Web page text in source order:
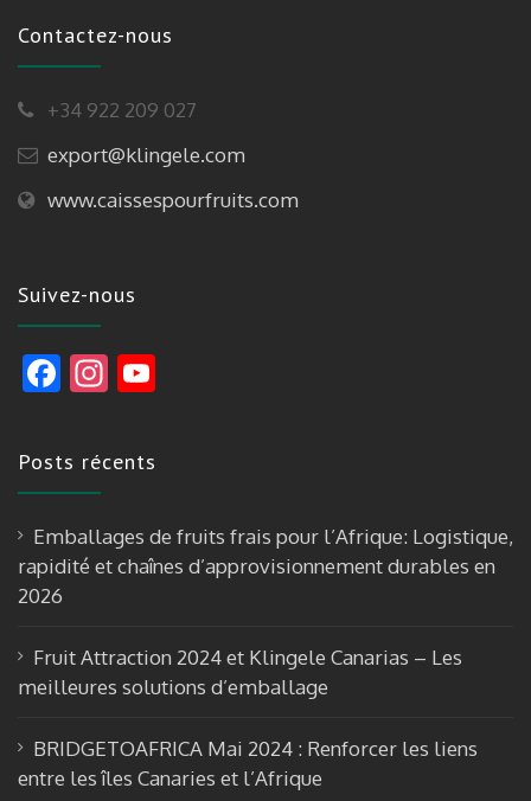
Contactez-nous
+34 922 209 027
export@klingele.com
www.caissespourfruits.com
Suivez-nous
F
e
b
o
o
k
In
a
gr
a
m
u
b
Posts récents
Emballages de fruits frais pour l’Afrique: Logistique,
rapidité et chaînes d’approvisionnement durables en
2026
Fruit Attraction 2024 et Klingele Canarias – Les
meilleures solutions d’emballage
BRIDGETOAFRICA Mai 2024 : Renforcer les liens
entre les îles Canaries et l’Afrique